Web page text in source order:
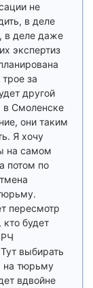
не
в деле
в деле даже
экспертиз
за
другой
в Смоленске
они таким
Я хочу
на самом
потом по
пересмотр
кто будет
выбирать
на тюрьму
вдвойне